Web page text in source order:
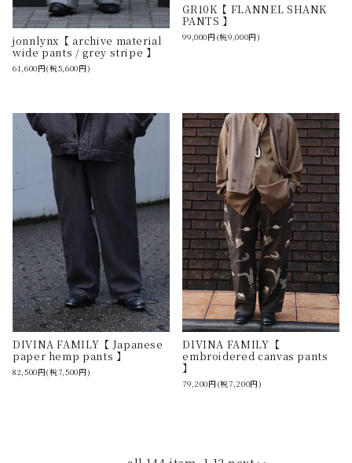
jonnlynx【 archive material
wide pants / grey stripe 】
61,600円(税5,600円)
GR10K【 FLANNEL SHANK
PANTS 】
99,000円(税9,000円)
DIVINA FAMILY【 Japanese
paper hemp pants 】
82,500円(税7,500円)
DIVINA FAMILY【
embroidered canvas pants
】
79,200円(税7,200円)